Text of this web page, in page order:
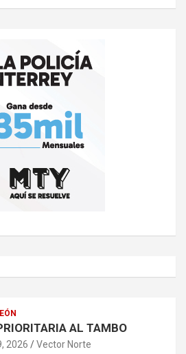
AL TAMBO
2026 Vector Norte